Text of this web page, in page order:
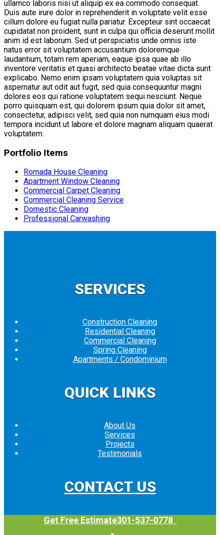
ullamco laboris nisi ut aliquip ex ea commodo consequat.
Duis aute irure dolor in reprehenderit in voluptate velit esse
cillum dolore eu fugiat nulla pariatur. Excepteur sint occaecat
cupidatat non proident, sunt in culpa qui officia deserunt mollit
anim id est laborum. Sed ut perspiciatis unde omnis iste
natus error sit voluptatem accusantium doloremque
laudantium, totam rem aperiam, eaque ipsa quae ab illo
inventore veritatis et quasi architecto beatae vitae dicta sunt
explicabo. Nemo enim ipsam voluptatem quia voluptas sit
aspernatur aut odit aut fugit, sed quia consequuntur magni
dolores eos qui ratione voluptatem sequi nesciunt. Neque
porro quisquam est, qui dolorem ipsum quia dolor sit amet,
consectetur, adipisci velit, sed quia non numquam eius modi
tempora incidunt ut labore et dolore magnam aliquam quaerat
voluptatem.
Portfolio Items
Romada House Cleaning
Apartment Window Cleaning
Commercial Carpet Cleaning
Commercial Cleaning Service
Domestic Cleaning
Professional Carwashing
SERVICES
Construction Cleaning
Residential Cleaning
Commercial Cleaning
Spring Cleaning
Apartments / Condominium
QUICK LINKS
About Us
Services
Projects
Testimonials
CONTACT US
Get Free Estimate301-537-0778